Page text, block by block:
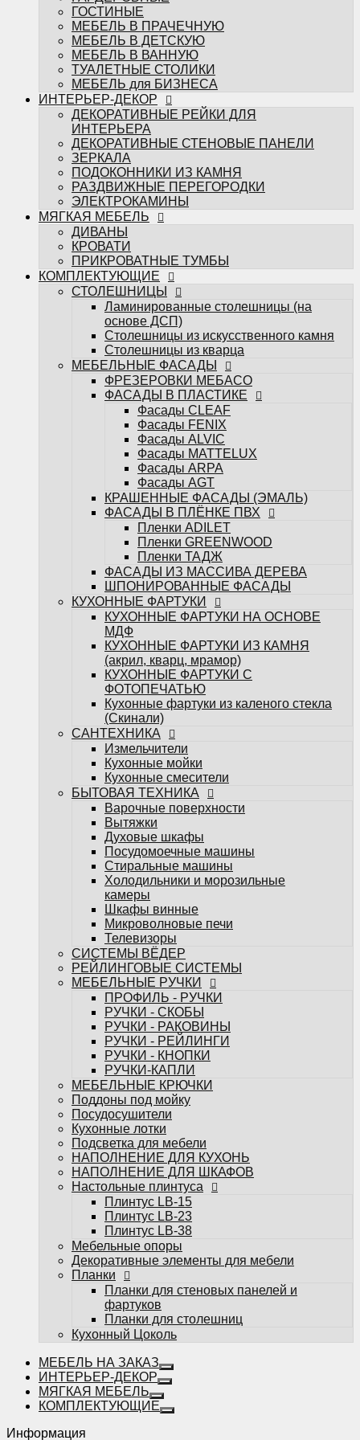
ЭЛЕКТРОКАМИНЫ
МЯГКАЯ МЕБЕЛЬ
ДИВАНЫ
КРОВАТИ
ПРИКРОВАТНЫЕ ТУМБЫ
КОМПЛЕКТУЮЩИЕ
СТОЛЕШНИЦЫ
Ламинированные столешницы (на
основе ДСП)
Столешницы из искусственного камня
Столешницы из кварца
МЕБЕЛЬНЫЕ ФАСАДЫ
ФРЕЗЕРОВКИ МЕБАСО
ФАСАДЫ В ПЛАСТИКЕ
Фасады CLEAF
Фасады FENIX
Фасады MATTELUX
Фасады ARPA
Фасады AGT
КРАШЕННЫЕ ФАСАДЫ (ЭМАЛЬ)
ФАСАДЫ В ПЛЁНКЕ ПВХ
Пленки ADILET
Пленки GREENWOOD
Пленки ТАДЖ
ФАСАДЫ ИЗ МАССИВА ДЕРЕВА
ШПОНИРОВАННЫЕ ФАСАДЫ
КУХОННЫЕ ФАРТУКИ
КУХОННЫЕ ФАРТУКИ НА ОСНОВЕ
КУХОННЫЕ ФАРТУКИ ИЗ КАМНЯ
(акрил, кварц, мрамор)
КУХОННЫЕ ФАРТУКИ С
ФОТОПЕЧАТЬЮ
Кухонные фартуки из каленого стекла
(Скинали)
САНТЕХНИКА
Измельчители
Кухонные мойки
Кухонные смесители
БЫТОВАЯ ТЕХНИКА
Варочные поверхности
Вытяжки
Духовые шкафы
Посудомоечные машины
Стиральные машины
Холодильники и морозильные камеры
Шкафы винные
Микроволновые печи
Телевизоры
СИСТЕМЫ ВЁДЕР
РЕЙЛИНГОВЫЕ СИСТЕМЫ
МЕБЕЛЬНЫЕ РУЧКИ
ПРОФИЛЬ - РУЧКИ
РУЧКИ - СКОБЫ
РУЧКИ - РАКОВИНЫ
РУЧКИ - РЕЙЛИНГИ
РУЧКИ - КНОПКИ
РУЧКИ-КАПЛИ
МЕБЕЛЬНЫЕ КРЮЧКИ
Поддоны под мойку
Посудосушители
Кухонные лотки
Подсветка для мебели
НАПОЛНЕНИЕ ДЛЯ КУХОНЬ
НАПОЛНЕНИЕ ДЛЯ ШКАФОВ
Настольные плинтуса
Плинтус LB-15
Плинтус LB-23
Плинтус LB-38
Мебельные опоры
Декоративные элементы для мебели
Планки
Планки для стеновых панелей и
фартуков
Планки для столешниц
Кухонный Цоколь
Избранное
Сравнение
Вы смотрели
ГОСТИНЫЕ
МЕБЕЛЬ В ПРАЧЕЧНУЮ
МЕБЕЛЬ В ДЕТСКУЮ
МЕБЕЛЬ В ВАННУЮ
ТУАЛЕТНЫЕ СТОЛИКИ
МЕБЕЛЬ для БИЗНЕСА
ИНТЕРЬЕР-ДЕКОР
ДЕКОРАТИВНЫЕ РЕЙКИ ДЛЯ
ИНТЕРЬЕРА
ДЕКОРАТИВНЫЕ СТЕНОВЫЕ ПАНЕЛИ
ЗЕРКАЛА
ПОДОКОННИКИ ИЗ КАМНЯ
РАЗДВИЖНЫЕ ПЕРЕГОРОДКИ
ЭЛЕКТРОКАМИНЫ
МЯГКАЯ МЕБЕЛЬ
ДИВАНЫ
КРОВАТИ
ПРИКРОВАТНЫЕ ТУМБЫ
КОМПЛЕКТУЮЩИЕ
СТОЛЕШНИЦЫ
Ламинированные столешницы (на
основе ДСП)
Столешницы из искусственного камня
Столешницы из кварца
МЕБЕЛЬНЫЕ ФАСАДЫ
ФРЕЗЕРОВКИ МЕБАСО
ФАСАДЫ В ПЛАСТИКЕ
Фасады CLEAF
Фасады FENIX
Фасады ALVIC
Фасады MATTELUX
Фасады ARPA
Фасады AGT
КРАШЕННЫЕ ФАСАДЫ (ЭМАЛЬ)
ФАСАДЫ В ПЛЁНКЕ ПВХ
Пленки ADILET
Пленки GREENWOOD
Пленки ТАДЖ
ФАСАДЫ ИЗ МАССИВА ДЕРЕВА
ШПОНИРОВАННЫЕ ФАСАДЫ
КУХОННЫЕ ФАРТУКИ
КУХОННЫЕ ФАРТУКИ НА ОСНОВЕ
МДФ
КУХОННЫЕ ФАРТУКИ ИЗ КАМНЯ
(акрил, кварц, мрамор)
КУХОННЫЕ ФАРТУКИ С
ФОТОПЕЧАТЬЮ
Кухонные фартуки из каленого стекла
(Скинали)
САНТЕХНИКА
Измельчители
Кухонные мойки
Кухонные смесители
БЫТОВАЯ ТЕХНИКА
Варочные поверхности
Вытяжки
Духовые шкафы
Посудомоечные машины
Стиральные машины
Холодильники и морозильные
камеры
Шкафы винные
Микроволновые печи
Телевизоры
СИСТЕМЫ ВЁДЕР
РЕЙЛИНГОВЫЕ СИСТЕМЫ
МЕБЕЛЬНЫЕ РУЧКИ
ПРОФИЛЬ - РУЧКИ
РУЧКИ - СКОБЫ
РУЧКИ - РАКОВИНЫ
РУЧКИ - РЕЙЛИНГИ
РУЧКИ - КНОПКИ
РУЧКИ-КАПЛИ
МЕБЕЛЬНЫЕ КРЮЧКИ
Поддоны под мойку
Посудосушители
Кухонные лотки
Подсветка для мебели
НАПОЛНЕНИЕ ДЛЯ КУХОНЬ
НАПОЛНЕНИЕ ДЛЯ ШКАФОВ
Настольные плинтуса
Плинтус LB-15
Плинтус LB-23
Плинтус LB-38
Мебельные опоры
Декоративные элементы для мебели
Планки
Планки для стеновых панелей и
фартуков
Планки для столешниц
Кухонный Цоколь
МЕБЕЛЬ НА ЗАКАЗ
ИНТЕРЬЕР-ДЕКОР
МЯГКАЯ МЕБЕЛЬ
КОМПЛЕКТУЮЩИЕ
Информация